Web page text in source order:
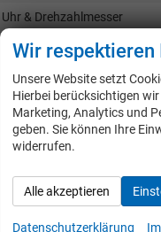
Uhr & Drehzahlmesser
Volldigitales
Sicherheit & Assistenz
Airbag, Fenster-/
Beifahrerairbag
Airbags
Fußgängererkennung,
Notrufsystem,
Wir
Unsere Website setzt
Hierbei berücksichtigen
Marketing, Analytics und
geben. Sie können Ihre
widerrufen.
Alle akzeptieren
Datenschutzerklärung